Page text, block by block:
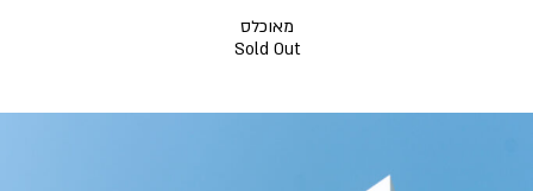
מאוכלס
Sold Out